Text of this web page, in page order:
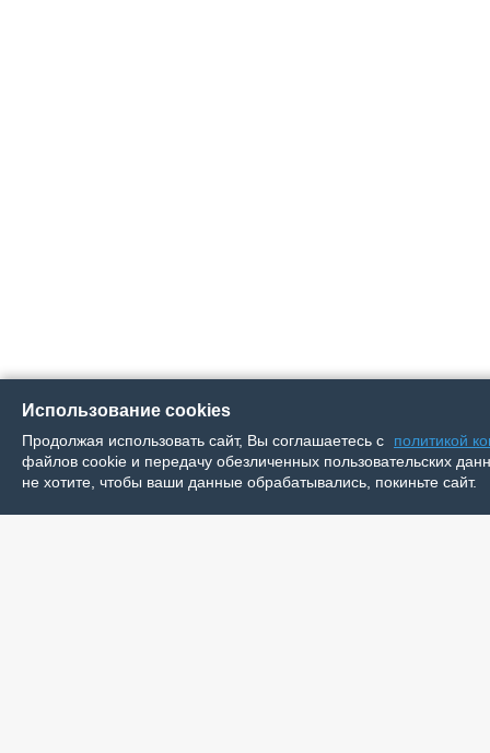
Использование cookies
Продолжая использовать сайт, Вы соглашаетесь с
политикой
файлов cookie и передачу обезличенных пользовательских
не хотите, чтобы ваши данные обрабатывались, покиньте сайт.